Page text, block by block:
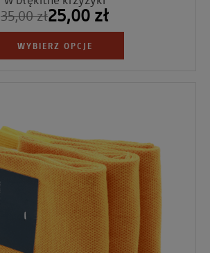
35,00 zł25,00 zł
WYBIERZ OPCJE